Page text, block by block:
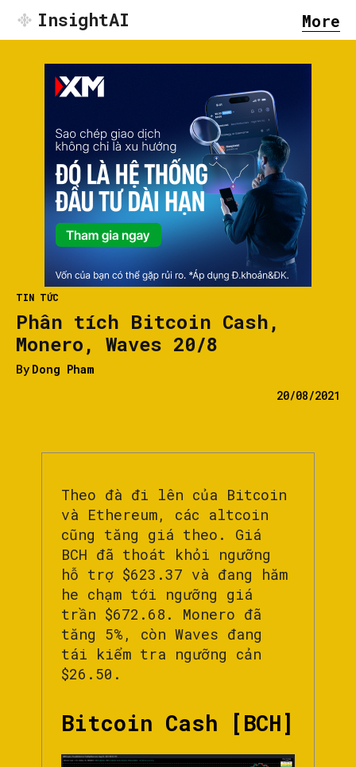
InsightAI More
TIN TỨC
Phân tích Bitcoin Cash,
Monero, Waves 20/8
By Dong Pham
20/08/2021
Theo đà đi lên của Bitcoin
và Ethereum, các altcoin
cũng tăng giá theo. Giá
BCH đã thoát khỏi ngưỡng
hỗ trợ $623.37 và đang hăm
he chạm tới ngưỡng giá
trần $672.68. Monero đã
tăng 5%, còn Waves đang
tái kiểm tra ngưỡng cản
$26.50.
Bitcoin Cash [BCH]